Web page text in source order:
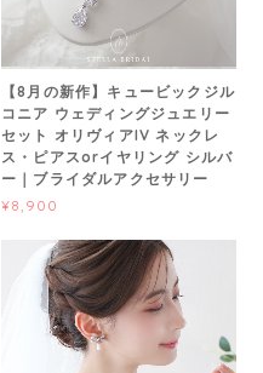
【8月の新作】キュービックジル
コニア ウェディングジュエリー
セット オリヴィアIV ネックレ
ス・ピアスorイヤリング シルバ
ー｜ブライダルアクセサリー
¥8,900